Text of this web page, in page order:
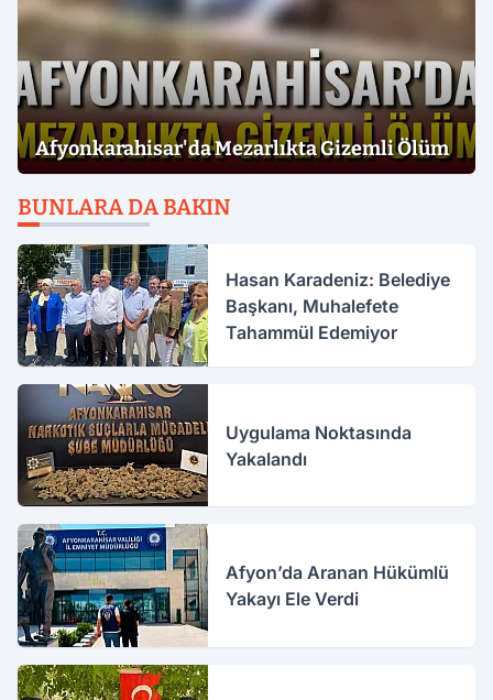
Afyonkarahisar'da Mezarlıkta Gizemli Ölüm
BUNLARA DA BAKIN
Hasan Karadeniz: Belediye
Başkanı, Muhalefete
Tahammül Edemiyor
Uygulama Noktasında
Yakalandı
Afyon’da Aranan Hükümlü
Yakayı Ele Verdi